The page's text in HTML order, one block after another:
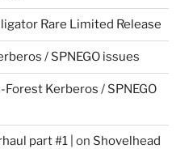
Rare Limited Release
/ SPNEGO issues
Forest Kerberos / SPNEGO
part #1 | on Shovelhead